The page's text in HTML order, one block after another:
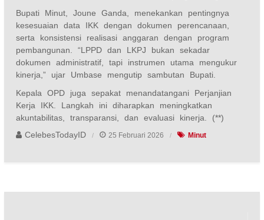
Bupati Minut, Joune Ganda, menekankan pentingnya
kesesuaian data IKK dengan dokumen perencanaan,
serta konsistensi realisasi anggaran dengan program
pembangunan. “LPPD dan LKPJ bukan sekadar
dokumen administratif, tapi instrumen utama mengukur
kinerja,” ujar Umbase mengutip sambutan Bupati.
Kepala OPD juga sepakat menandatangani Perjanjian
Kerja IKK. Langkah ini diharapkan meningkatkan
akuntabilitas, transparansi, dan evaluasi kinerja. (**)
CelebesTodayID
25 Februari 2026 Minut